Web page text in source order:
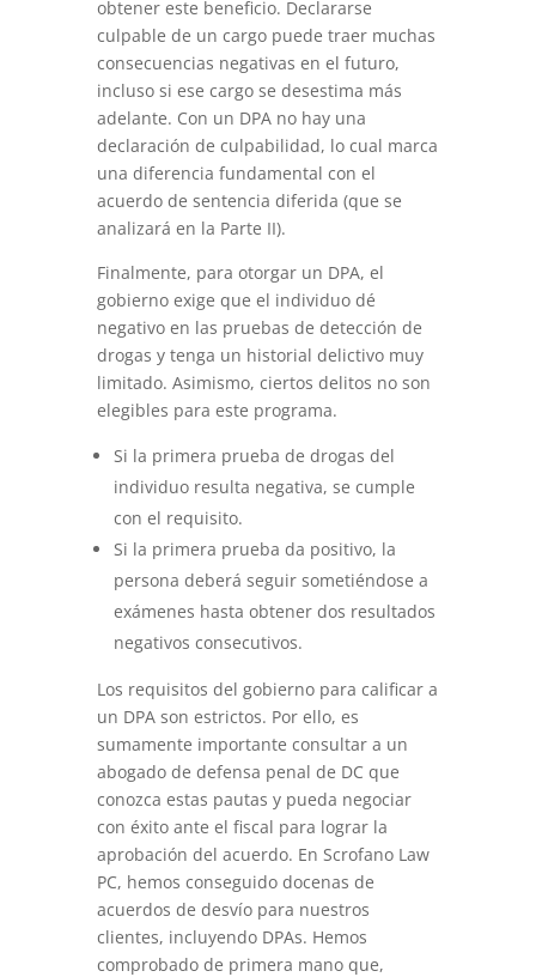
obtener este beneficio. Declararse
culpable de un cargo puede traer muchas
consecuencias negativas en el futuro,
incluso si ese cargo se desestima más
adelante. Con un DPA no hay una
declaración de culpabilidad, lo cual marca
una diferencia fundamental con el
acuerdo de sentencia diferida (que se
analizará en la Parte II).
Finalmente, para otorgar un DPA, el
gobierno exige que el individuo dé
negativo en las pruebas de detección de
drogas y tenga un historial delictivo muy
limitado. Asimismo, ciertos delitos no son
elegibles para este programa.
Si la primera prueba de drogas del
individuo resulta negativa, se cumple
con el requisito.
Si la primera prueba da positivo, la
persona deberá seguir sometiéndose a
exámenes hasta obtener dos resultados
negativos consecutivos.
Los requisitos del gobierno para calificar a
un DPA son estrictos. Por ello, es
sumamente importante consultar a un
abogado de defensa penal de DC que
conozca estas pautas y pueda negociar
con éxito ante el fiscal para lograr la
aprobación del acuerdo. En Scrofano Law
PC, hemos conseguido docenas de
acuerdos de desvío para nuestros
clientes, incluyendo DPAs. Hemos
comprobado de primera mano que,